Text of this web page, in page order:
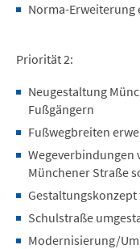
Norma-Erweiterung
Priorität 2:
Neugestaltung
Fußgängern
Fußwegbreiten
Wegeverbindungen
Münchener Straße
Schulstraße
Modernisierung/